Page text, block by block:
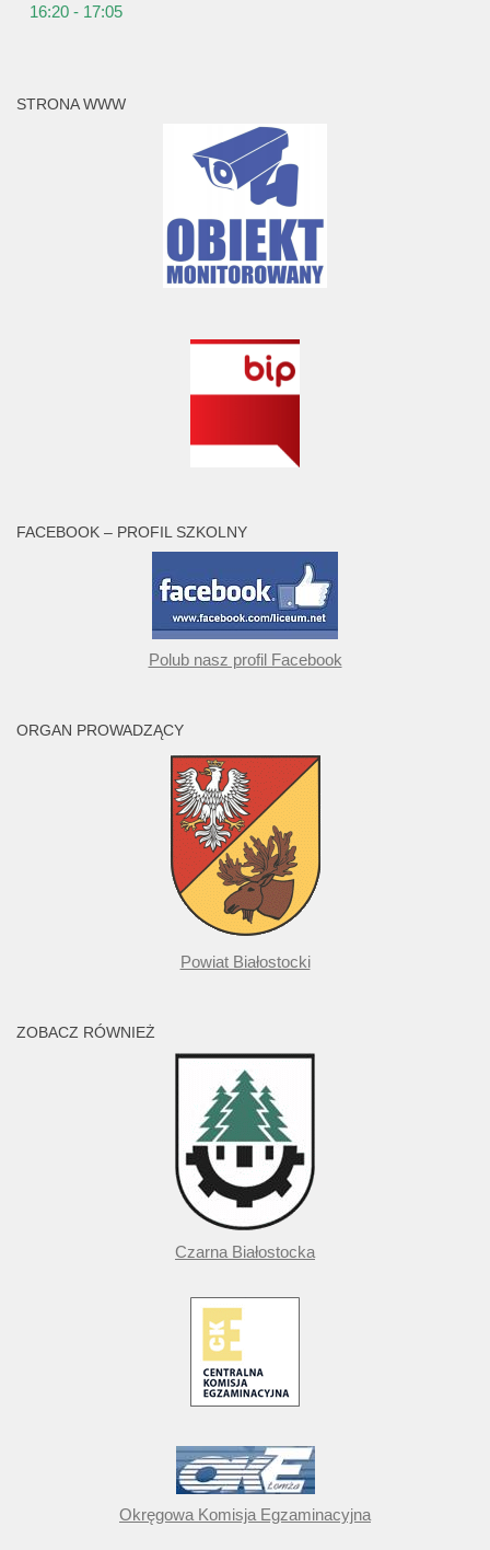
16:20 - 17:05
STRONA WWW
FACEBOOK – PROFIL SZKOLNY
Polub nasz profil Facebook
ORGAN PROWADZĄCY
Powiat Białostocki
ZOBACZ RÓWNIEŻ
Czarna Białostocka
Okręgowa Komisja Egzaminacyjna